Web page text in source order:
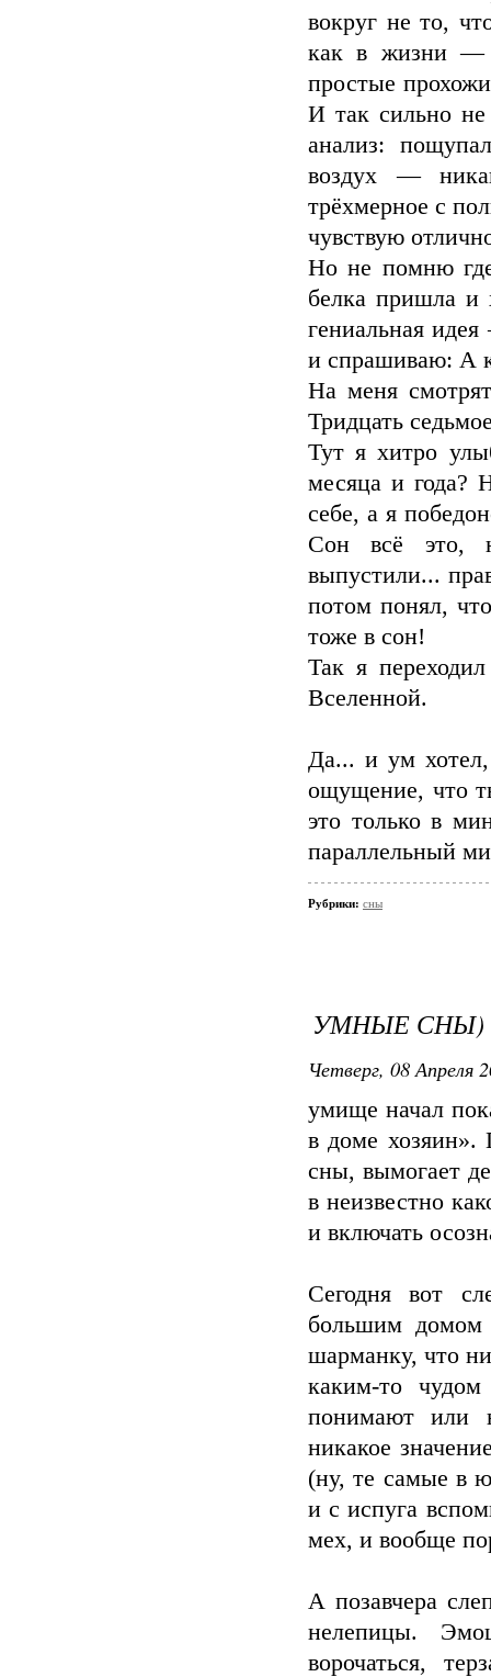
вокруг не то,
как в жизни —
простые
И так сильно не
анализ:
воздух —
трёхмерное с
чувствую
Но не помню
белка пришла и
гениальная
и спрашиваю: А
На меня
Тридцать
Тут я хитро
месяца и года?
себе, а я
Сон всё это,
выпустили...
потом понял,
тоже в сон!
Так я
Вселенной.
Да... и ум хотел,
ощущение, что
это только в
параллельный
Рубрики: сны
УМНЫЕ СНЫ)
Четверг, 08 Апреля
умище начал
в доме
сны, вымогает
в неизвестно
и включать
Сегодня вот
большим домом
шарманку, что
каким-то
понимают или
никакое
(ну, те самые в
и с испуга
мех, и вообще
А позавчера
нелепицы.
ворочаться,